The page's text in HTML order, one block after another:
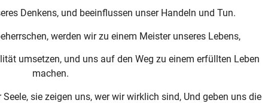
Denkens, und beeinflussen unser Handeln und Tun.
werden wir zu einem Meister unseres Lebens,
umsetzen, und uns auf den Weg zu einem erfüllten Leben
machen.
sie zeigen uns, wer wir wirklich sind, Und geben uns die